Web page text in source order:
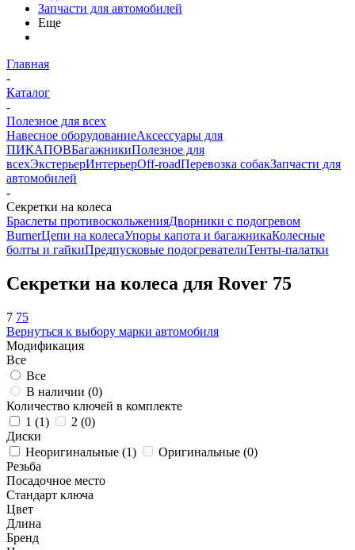
Запчасти для автомобилей
Еще
Главная
-
Каталог
-
Полезное для всех
Навесное оборудованиеАксессуары для
ПИКАПОВБагажникиПолезное для
всехЭкстерьерИнтерьерOff-roadПеревозка собакЗапчасти для
автомобилей
-
Секретки на колеса
Браслеты противоскольженияДворники с подогревом
BurnerЦепи на колесаУпоры капота и багажникаКолесные
болты и гайкиПредпусковые подогревателиТенты-палатки
Секретки на колеса для Rover 75
7 75
Вернуться к выбору марки автомобиля
Модификация
Все
Все
В наличии (0)
Количество ключей в комплекте
1 (1) 2 (0)
Диски
Неоригинальные (1) Оригинальные (0)
Резьба
Посадочное место
Стандарт ключа
Цвет
Длина
Бренд